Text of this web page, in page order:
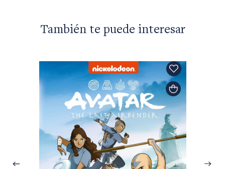
También te puede interesar